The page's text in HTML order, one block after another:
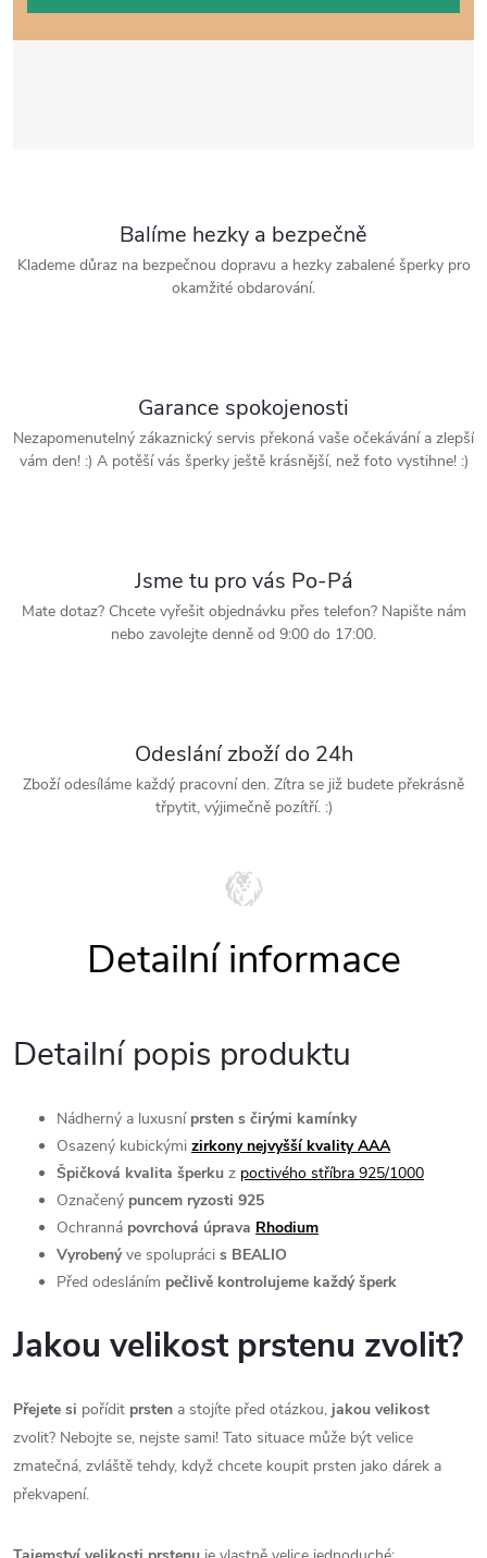
Balíme hezky a bezpečně
Klademe důraz na bezpečnou dopravu a hezky zabalené šperky pro
okamžité obdarování.
Garance spokojenosti
Nezapomenutelný zákaznický servis překoná vaše očekávání a zlepší
vám den! :) A potěší vás šperky ještě krásnější, než foto vystihne! :)
Jsme tu pro vás Po-Pá
Mate dotaz? Chcete vyřešit objednávku přes telefon? Napište nám
nebo zavolejte denně od 9:00 do 17:00.
Odeslání zboží do 24h
Zboží odesíláme každý pracovní den. Zítra se již budete překrásně
třpytit, výjimečně pozítří. :)
Detailní popis produktu
Nádherný a luxusní prsten s čirými kamínky
Osazený kubickými zirkony nejvyšší kvality AAA
Špičková kvalita šperku z poctivého stříbra 925/1000
Označený puncem ryzosti 925
Ochranná povrchová úprava Rhodium
Vyrobenýve spolupráci s BEALIO
Před odesláním pečlivě kontrolujeme každý šperk
Jakou velikost prstenu zvolit?
Přejete si pořídit prsten a stojíte před otázkou, jakou velikost
zvolit? Nebojte se, nejste sami! Tato situace může být velice
zmatečná, zvláště tehdy, když chcete koupit prsten jako dárek a
překvapení.